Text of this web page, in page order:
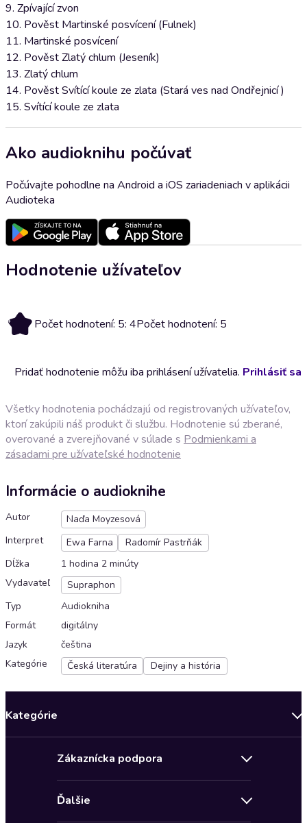
9. Zpívající zvon
10. Pověst Martinské posvícení (Fulnek)
11. Martinské posvícení
12. Pověst Zlatý chlum (Jeseník)
13. Zlatý chlum
14. Pověst Svítící koule ze zlata (Stará ves nad Ondřejnicí )
15. Svítící koule ze zlata
Ako audioknihu počúvať
Počúvajte pohodlne na Android a iOS zariadeniach v aplikácii
Audioteka
Hodnotenie užívateľov
4 Počet hodnotení: 5: 4Počet hodnotení: 5
Pridať hodnotenie môžu iba prihlásení užívatelia. Prihlásiť sa
Všetky hodnotenia pochádzajú od registrovaných užívateľov,
ktorí zakúpili náš produkt či službu. Hodnotenie sú zberané,
overované a zverejňované v súlade s Podmienkami a
zásadami pre užívateľské hodnotenie
Informácie o audioknihe
Autor
Naďa Moyzesová
Interpret
Ewa Farna
Radomír Pastrňák
Dĺžka
1 hodina 2 minúty
Vydavateľ
Supraphon
Typ
Audiokniha
Formát
digitálny
Jazyk
čeština
Kategórie
Česká literatúra Dejiny a história
Kategórie
Zákaznícka podpora
Ďalšie